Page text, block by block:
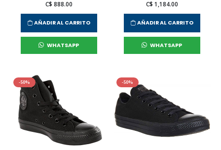
C$ 888.00
AÑADIR AL CARRITO
WHATSAPP
C$ 1,184.00
AÑADIR AL CARRITO
WHATSAPP
-50% -50%